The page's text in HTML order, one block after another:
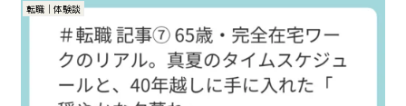
転職｜体験談